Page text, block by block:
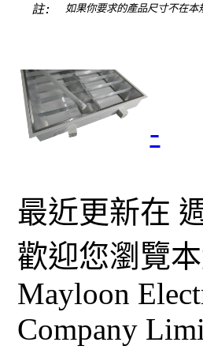
註: 如果你要求的產品尺寸不在
-
最近更新在
歡迎您瀏覽
Mayloon
Company